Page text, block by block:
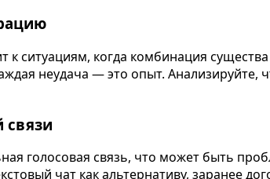
к ситуациям, когда комбинация
неудача — это опыт. Анализируйте,
связи
голосовая связь, что может быть
чат как альтернативу, заранее